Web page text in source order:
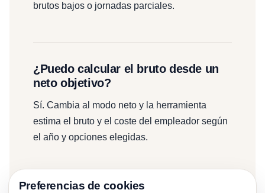
brutos bajos o jornadas parciales.
¿Puedo calcular el bruto desde un
neto objetivo?
Sí. Cambia al modo neto y la herramienta
estima el bruto y el coste del empleador según
el año y opciones elegidas.
Preferencias de cookies